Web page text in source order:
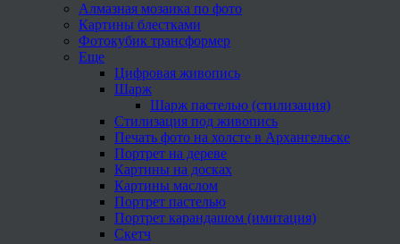
Алмазная мозаика по фото
Картины блестками
Фотокубик трансформер
Еще
Цифровая живопись
Шарж
Шарж пастелью (стилизация)
Стилизация под живопись
Печать фото на холсте в Архангельске
Портрет на дереве
Картины на досках
Картины маслом
Портрет пастелью
Портрет карандашом (имитация)
Скетч